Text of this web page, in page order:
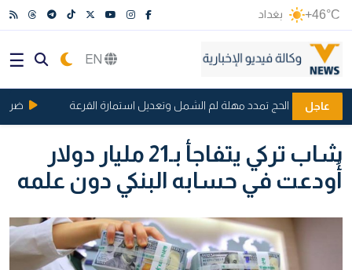
+46°C بغداد
عاجل
هيئة الحج تمدد مهلة لم الشمل وتعديل استمارة القرعة ضربة
شاب تركي يتفاجأ بـ21 مليار دولار
أُودعت في حسابه البنكي دون علمه